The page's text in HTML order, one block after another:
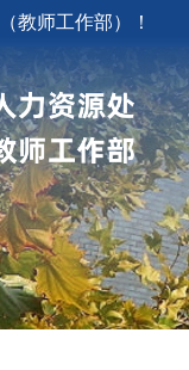
教师工作部）！